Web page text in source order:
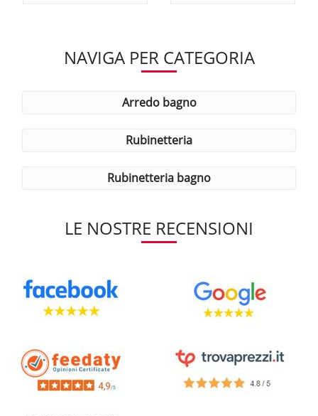
NAVIGA PER CATEGORIA
arredo bagno
rubinetteria
rubinetteria bagno
LE NOSTRE RECENSIONI